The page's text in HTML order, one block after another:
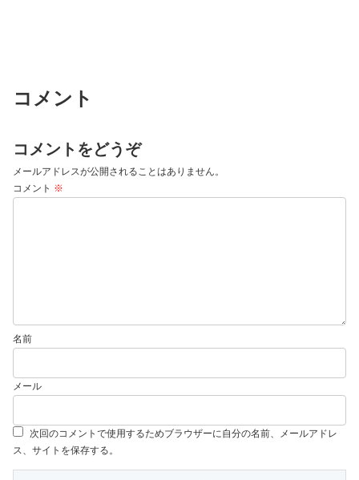
コメント
コメントをどうぞ
メールアドレスが公開されることはありません。
コメント ※
名前
メール
次回のコメントで使用するためブラウザーに自分の名前、メールアドレ
ス、サイトを保存する。